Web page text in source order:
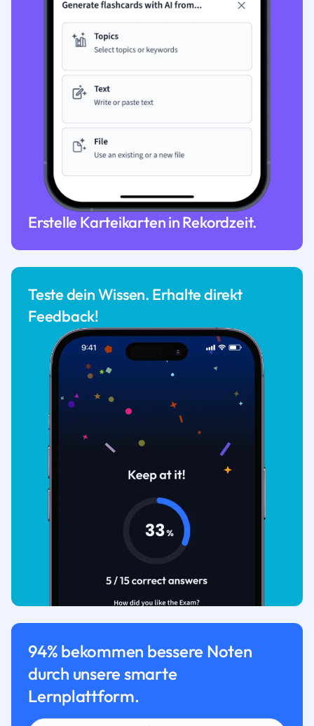
Erstelle Karteikarten in Rekordzeit.
Teste dein Wissen. Erhalte direkt
Feedback!
94% bekommen bessere Noten
durch unsere smarte
Lernplattform.